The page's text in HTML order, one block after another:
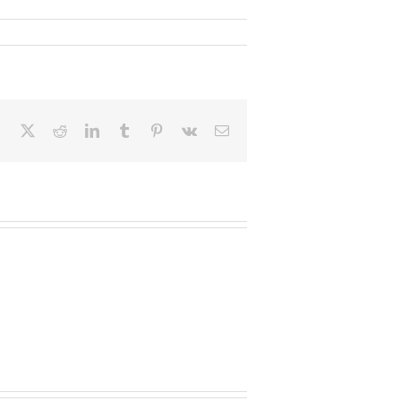
Facebook RedditLinkedInTumblr Pinterest
Vk Email